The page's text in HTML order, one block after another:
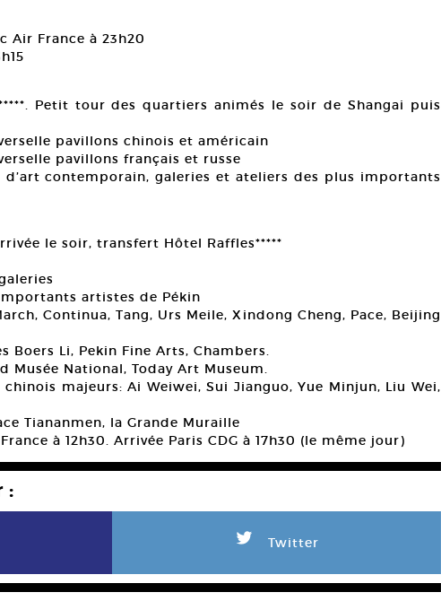
Air France à 23h20
Petit tour des quartiers animés le soir de Shangai puis
pavillons chinois et américain
pavillons français et russe
d’art contemporain, galeries et ateliers des plus importants
le soir, transfert Hôtel Raffles*****
artistes de Pékin
Continua, Tang, Urs Meile, Xindong Cheng, Pace, Beijing
Boers Li, Pekin Fine Arts, Chambers.
Musée National, Today Art Museum.
majeurs: Ai Weiwei, Sui Jianguo, Yue Minjun, Liu Wei,
Tiananmen, la Grande Muraille
à 12h30. Arrivée Paris CDG à 17h30 (le même jour)
:
L Twitter